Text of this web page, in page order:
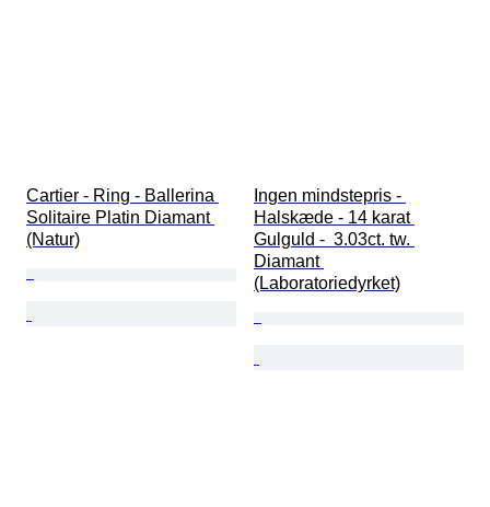
Cartier - Ring - Ballerina
Solitaire Platin Diamant
(Natur)
Ingen mindstepris -
Halskæde - 14 karat
Gulguld -  3.03ct. tw.
Diamant
(Laboratoriedyrket)